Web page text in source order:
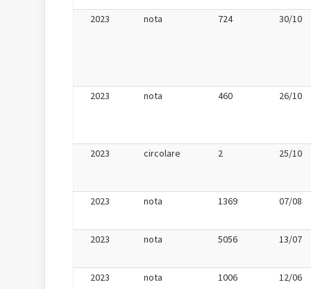
2023 nota 724 30/10
2023 nota 460 26/10
2023 circolare 2 25/10
2023 nota 1369 07/08
2023 nota 5056 13/07
2023 nota 1006 12/06